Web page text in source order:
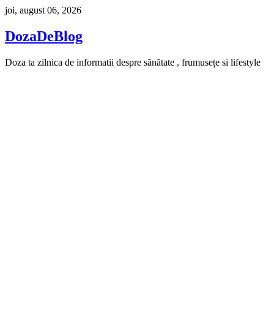
Skip
content
joi, august 06, 2026
DozaDeBlog
Doza ta zilnica de informatii despre sănătate , frumusețe si lifestyle